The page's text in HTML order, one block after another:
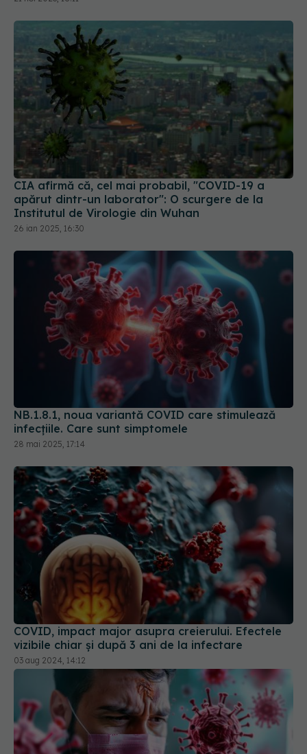
CIA afirmă că, cel mai probabil, "COVID-19 a
apărut dintr-un laborator": O scurgere de la
Institutul de Virologie din Wuhan
26 ian 2025, 16:30
NB.1.8.1, noua variantă COVID care stimulează
infecțiile. Care sunt simptomele
28 mai 2025, 17:14
COVID, impact major asupra creierului. Efectele
vizibile chiar și după 3 ani de la infectare
03 aug 2024, 14:12